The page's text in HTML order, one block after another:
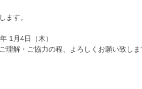
ます。
1月4日（木）
理解・ご協力の程、よろしくお願い致しま